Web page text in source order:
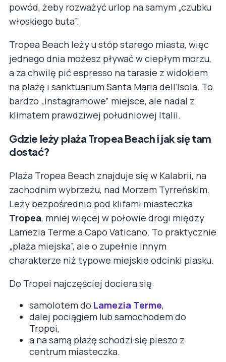
powód, żeby rozważyć urlop na samym „czubku
włoskiego buta”.
Tropea Beach leży u stóp starego miasta, więc
jednego dnia możesz pływać w ciepłym morzu,
a za chwilę pić espresso na tarasie z widokiem
na plażę i sanktuarium Santa Maria dell’Isola. To
bardzo „instagramowe” miejsce, ale nadal z
klimatem prawdziwej południowej Italii.
Gdzie leży plaża Tropea Beach i jak się tam
dostać?
Plaża Tropea Beach znajduje się w Kalabrii, na
zachodnim wybrzeżu, nad Morzem Tyrreńskim.
Leży bezpośrednio pod klifami miasteczka
Tropea, mniej więcej w połowie drogi między
Lamezia Terme a Capo Vaticano. To praktycznie
„plaża miejska”, ale o zupełnie innym
charakterze niż typowe miejskie odcinki piasku.
Do Tropei najczęściej dociera się:
samolotem do Lamezia Terme,
dalej pociągiem lub samochodem do
Tropei,
a na samą plażę schodzi się pieszo z
centrum miasteczka.